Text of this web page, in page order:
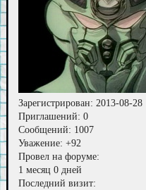
Зарегистрирован: 2013-08-28
Приглашений: 0
Сообщений: 1007
Уважение: +92
Провел на форуме:
1 месяц 0 дней
Последний визит: